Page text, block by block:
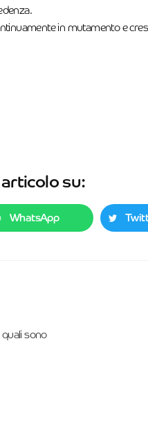
in mutamento e
su:
WhatsApp
quali sono